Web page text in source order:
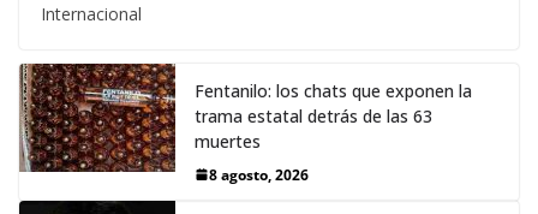
Internacional
Fentanilo: los chats que exponen la
trama estatal detrás de las 63
muertes
8 agosto, 2026